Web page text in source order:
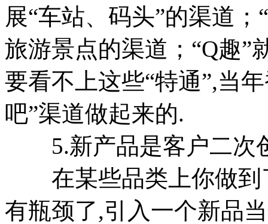
展“车站、码头”的渠道
旅游景点的渠道；“Q趣”
要看不上这些“特通”,当
吧”渠道做起来的.
5.新产品是客户二次
在某些品类上你做到
有瓶颈了,引入一个新品